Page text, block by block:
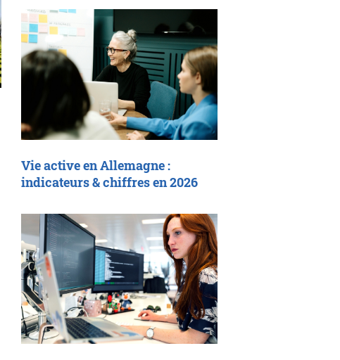
Vie active en Allemagne :
indicateurs & chiffres en 2026